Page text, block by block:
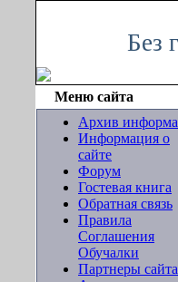
Без
Меню сайта
Архив
Информация о
сайте
Форум
Гостевая книга
Обратная связь
Правила
Соглашения
Обучалки
Партнеры сайта